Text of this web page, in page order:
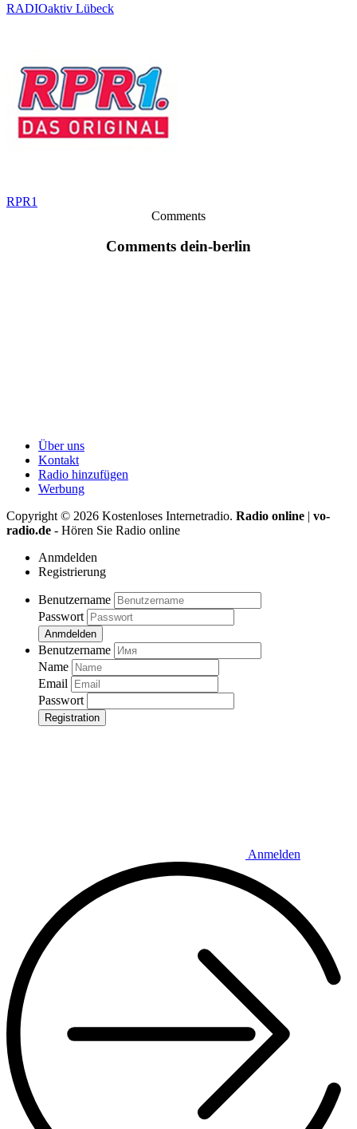
RADIOaktiv Lübeck
RPR1
Comments
Comments dein-berlin
Über uns
Kontakt
Radio hinzufügen
Werbung
Copyright © 2026 Kostenloses Internetradio. Radio online | vo-
radio.de - Hören Sie Radio online
Anmdelden
Registrierung
Benutzername
Passwort
Anmdelden
Benutzername
Name
Email
Passwort
Registration
Anmelden